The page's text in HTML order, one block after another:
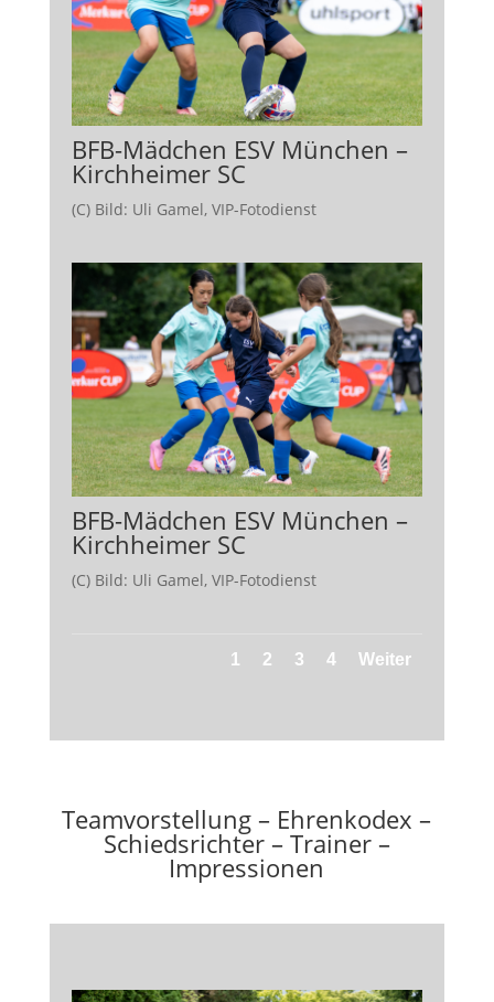
BFB-Mädchen ESV München –
Kirchheimer SC
(C) Bild: Uli Gamel, VIP-Fotodienst
BFB-Mädchen ESV München –
Kirchheimer SC
(C) Bild: Uli Gamel, VIP-Fotodienst
1 2 3 4 Weiter
Teamvorstellung – Ehrenkodex –
Schiedsrichter – Trainer –
Impressionen